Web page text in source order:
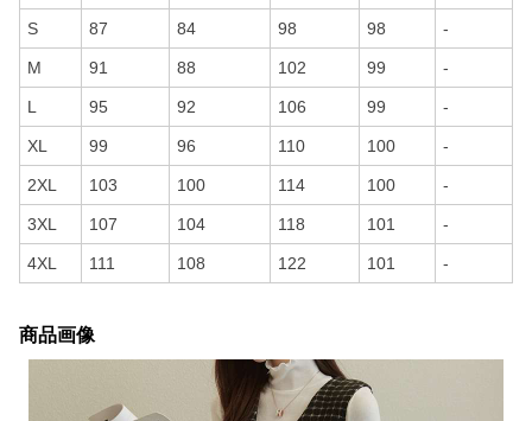
S 87 84 98 98 -
M 91 88 102 99 -
L 95 92 106 99 -
XL 99 96 110 100 -
2XL 103 100 114 100 -
3XL 107 104 118 101 -
4XL 111 108 122 101 -
商品画像